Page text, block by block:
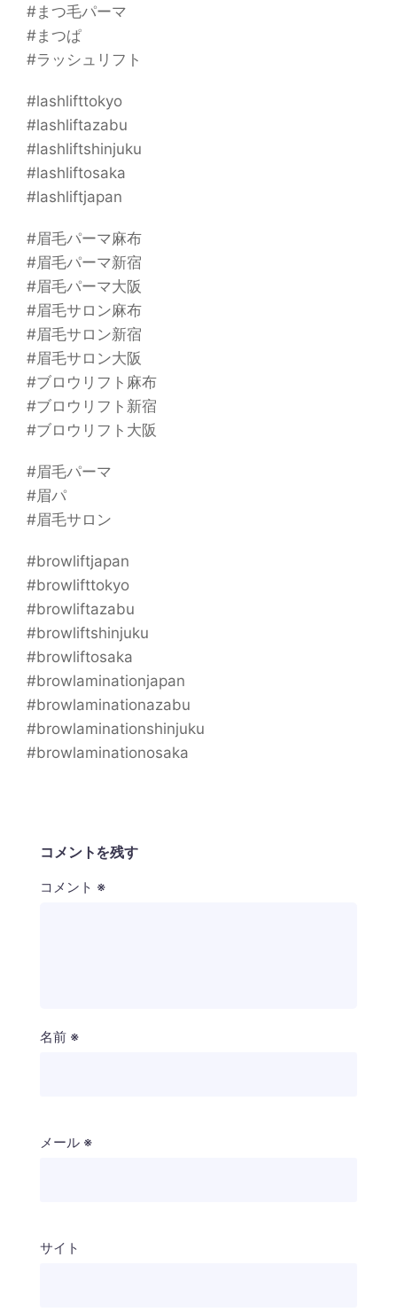
#まつ毛パーマ
#まつぱ
#ラッシュリフト
#lashlifttokyo
#lashliftazabu
#lashliftshinjuku
#lashliftosaka
#lashliftjapan
#眉毛パーマ麻布
#眉毛パーマ新宿
#眉毛パーマ大阪
#眉毛サロン麻布
#眉毛サロン新宿
#眉毛サロン大阪
#ブロウリフト麻布
#ブロウリフト新宿
#ブロウリフト大阪
#眉毛パーマ
#眉パ
#眉毛サロン
#browliftjapan
#browlifttokyo
#browliftazabu
#browliftshinjuku
#browliftosaka
#browlaminationjapan
#browlaminationazabu
#browlaminationshinjuku
#browlaminationosaka
コメントを残す
コメント ※
名前 ※
メール ※
サイト